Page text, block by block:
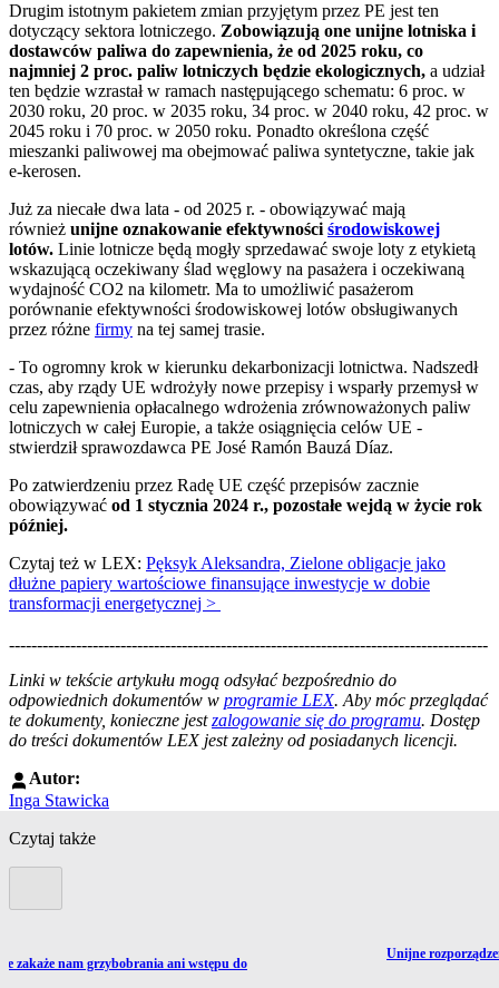
Drugim istotnym pakietem zmian przyjętym przez PE jest ten
dotyczący sektora lotniczego. Zobowiązują one unijne lotniska i
dostawców paliwa do zapewnienia, że od 2025 roku, co
najmniej 2 proc. paliw lotniczych będzie ekologicznych, a udział
ten będzie wzrastał w ramach następującego schematu: 6 proc. w
2030 roku, 20 proc. w 2035 roku, 34 proc. w 2040 roku, 42 proc. w
2045 roku i 70 proc. w 2050 roku. Ponadto określona część
mieszanki paliwowej ma obejmować paliwa syntetyczne, takie jak
e-kerosen.
Już za niecałe dwa lata - od 2025 r. - obowiązywać mają
również unijne oznakowanie efektywności środowiskowej
lotów. Linie lotnicze będą mogły sprzedawać swoje loty z etykietą
wskazującą oczekiwany ślad węglowy na pasażera i oczekiwaną
wydajność CO2 na kilometr. Ma to umożliwić pasażerom
porównanie efektywności środowiskowej lotów obsługiwanych
przez różne firmy na tej samej trasie.
- To ogromny krok w kierunku dekarbonizacji lotnictwa. Nadszedł
czas, aby rządy UE wdrożyły nowe przepisy i wsparły przemysł w
celu zapewnienia opłacalnego wdrożenia zrównoważonych paliw
lotniczych w całej Europie, a także osiągnięcia celów UE -
stwierdził sprawozdawca PE José Ramón Bauzá Díaz.
Po zatwierdzeniu przez Radę UE część przepisów zacznie
obowiązywać od 1 stycznia 2024 r., pozostałe wejdą w życie rok
później.
Czytaj też w LEX: Pęksyk Aleksandra, Zielone obligacje jako
dłużne papiery wartościowe finansujące inwestycje w dobie
transformacji energetycznej >
--------------------------------------------------------------------------------------
Linki w tekście artykułu mogą odsyłać bezpośrednio do
odpowiednich dokumentów w programie LEX. Aby móc przeglądać
te dokumenty, konieczne jestzalogowanie się do programu. Dostęp
do treści dokumentów LEX jest zależny od posiadanych licencji.
Autor:
Inga Stawicka
Czytaj także
do artykułu:
zakaże nam grzybobrania ani wstępu do
Przejdź do
Unijne